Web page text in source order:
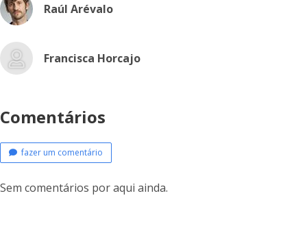
Raúl Arévalo
Francisca Horcajo
Comentários
fazer um comentário
Sem comentários por aqui ainda.